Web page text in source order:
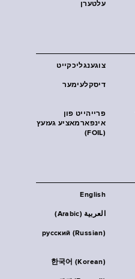
עלטערן
צוגענגליכקייט
דיסקלעימער
פרייהייט פון
אינפארמאציע געזעץ
(FOIL)
English
العربية (Arabic)
русский (Russian)
한국어 (Korean)